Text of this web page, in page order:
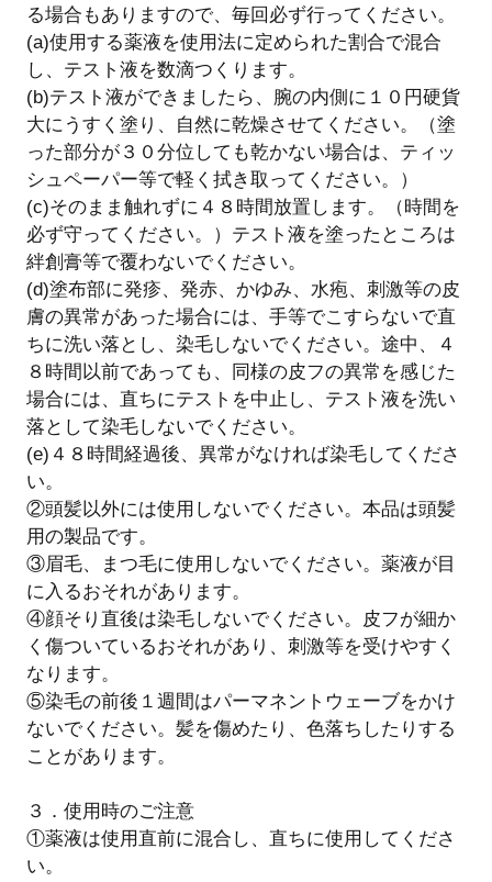
る場合もありますので、毎回必ず行ってください。
(a)使用する薬液を使用法に定められた割合で混合
し、テスト液を数滴つくります。
(b)テスト液ができましたら、腕の内側に１０円硬貨
大にうすく塗り、自然に乾燥させてください。（塗
った部分が３０分位しても乾かない場合は、ティッ
シュペーパー等で軽く拭き取ってください。）
(c)そのまま触れずに４８時間放置します。（時間を
必ず守ってください。）テスト液を塗ったところは
絆創膏等で覆わないでください。
(d)塗布部に発疹、発赤、かゆみ、水疱、刺激等の皮
膚の異常があった場合には、手等でこすらないで直
ちに洗い落とし、染毛しないでください。途中、４
８時間以前であっても、同様の皮フの異常を感じた
場合には、直ちにテストを中止し、テスト液を洗い
落として染毛しないでください。
(e)４８時間経過後、異常がなければ染毛してくださ
い。
②頭髪以外には使用しないでください。本品は頭髪
用の製品です。
③眉毛、まつ毛に使用しないでください。薬液が目
に入るおそれがあります。
④顔そり直後は染毛しないでください。皮フが細か
く傷ついているおそれがあり、刺激等を受けやすく
なります。
⑤染毛の前後１週間はパーマネントウェーブをかけ
ないでください。髪を傷めたり、色落ちしたりする
ことがあります。
３．使用時のご注意
①薬液は使用直前に混合し、直ちに使用してくださ
い。